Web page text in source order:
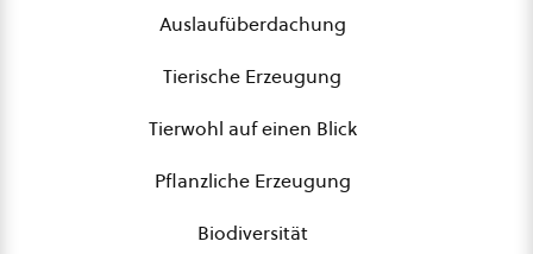
Auslaufüberdachung
Tierische Erzeugung
Tierwohl auf einen Blick
Pflanzliche Erzeugung
Biodiversität